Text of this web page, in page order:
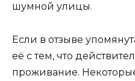
шумной улицы.
Если в отзыве
её с тем, что
проживание.